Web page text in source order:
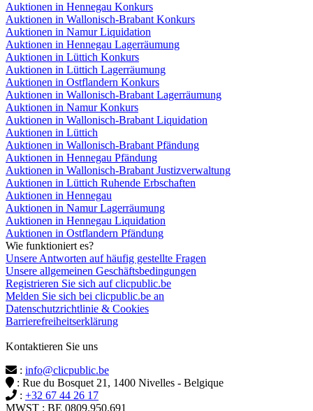
Auktionen in Hennegau Konkurs
Auktionen in Wallonisch-Brabant Konkurs
Auktionen in Namur Liquidation
Auktionen in Hennegau Lagerräumung
Auktionen in Lüttich Konkurs
Auktionen in Lüttich Lagerräumung
Auktionen in Ostflandern Konkurs
Auktionen in Wallonisch-Brabant Lagerräumung
Auktionen in Namur Konkurs
Auktionen in Wallonisch-Brabant Liquidation
Auktionen in Lüttich
Auktionen in Wallonisch-Brabant Pfändung
Auktionen in Hennegau Pfändung
Auktionen in Wallonisch-Brabant Justizverwaltung
Auktionen in Lüttich Ruhende Erbschaften
Auktionen in Hennegau
Auktionen in Namur Lagerräumung
Auktionen in Hennegau Liquidation
Auktionen in Ostflandern Pfändung
Wie funktioniert es?
Unsere Antworten auf häufig gestellte Fragen
Unsere allgemeinen Geschäftsbedingungen
Registrieren Sie sich auf clicpublic.be
Melden Sie sich bei clicpublic.be an
Datenschutzrichtlinie & Cookies
Barrierefreiheitserklärung
Kontaktieren Sie uns
: info@clicpublic.be
: Rue du Bosquet 21, 1400 Nivelles - Belgique
: +32 67 44 26 17
MWST : BE 0809.950.691